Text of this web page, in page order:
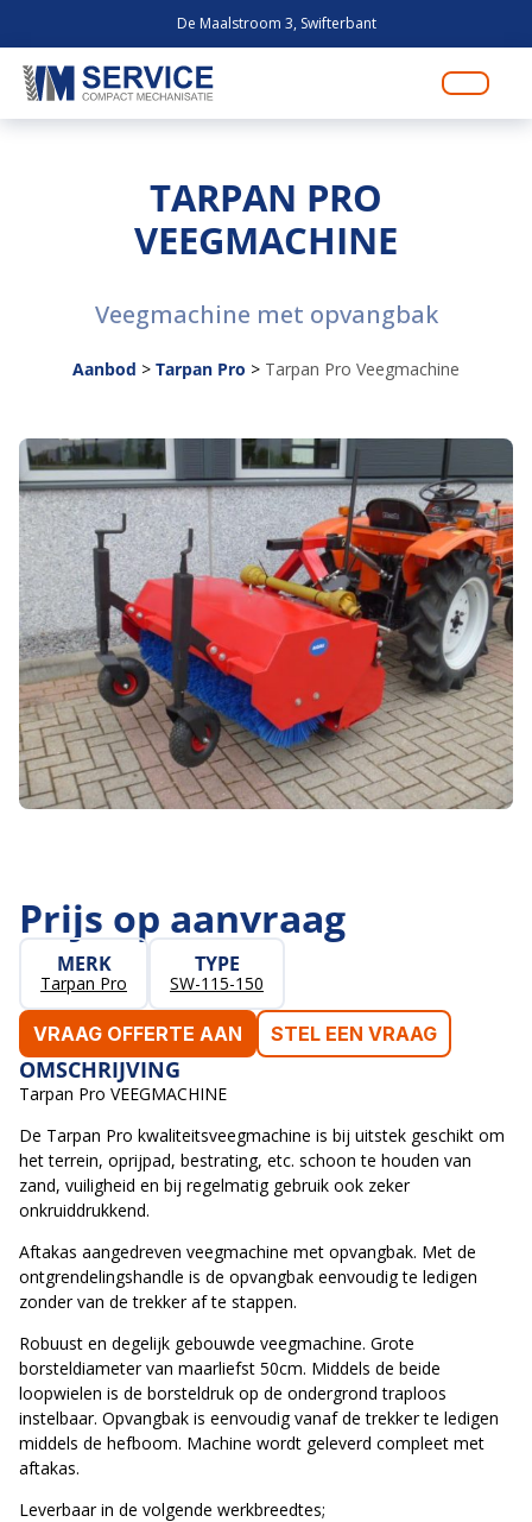
De Maalstroom 3, Swifterbant
TARPAN PRO
VEEGMACHINE
Veegmachine met opvangbak
Aanbod > Tarpan Pro > Tarpan Pro Veegmachine
Prijs op aanvraag
MERK
Tarpan Pro
TYPE
SW-115-150
VRAAG OFFERTE AAN STEL EEN VRAAG
OMSCHRIJVING
Tarpan Pro VEEGMACHINE
De Tarpan Pro kwaliteitsveegmachine is bij uitstek geschikt om
het terrein, oprijpad, bestrating, etc. schoon te houden van
zand, vuiligheid en bij regelmatig gebruik ook zeker
onkruiddrukkend.
Aftakas aangedreven veegmachine met opvangbak. Met de
ontgrendelingshandle is de opvangbak eenvoudig te ledigen
zonder van de trekker af te stappen.
Robuust en degelijk gebouwde veegmachine. Grote
borsteldiameter van maarliefst 50cm. Middels de beide
loopwielen is de borsteldruk op de ondergrond traploos
instelbaar. Opvangbak is eenvoudig vanaf de trekker te ledigen
middels de hefboom. Machine wordt geleverd compleet met
aftakas.
Leverbaar in de volgende werkbreedtes;